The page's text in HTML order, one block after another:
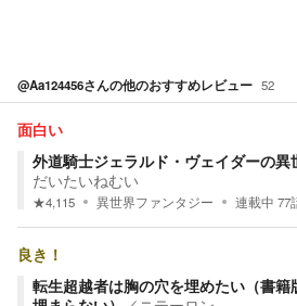
@Aa124456さんの他のおすすめレビュー 52
面白い
外道騎士ジェラルド・ヴェイダーの異
だいたいねむい
★4,115 異世界ファンタジー 連載中 77
良き！
転生超越者は胸の穴を埋めたい（書